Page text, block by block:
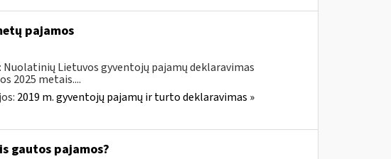
pajamos
Lietuvos gyventojų pajamų deklaravimas
2025 metais....
2019 m. gyventojų pajamų ir turto deklaravimas »
gautos pajamos?